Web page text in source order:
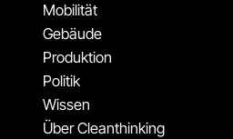
Mobilität
Gebäude
Produktion
Politik
Wissen
Über Cleanthinking